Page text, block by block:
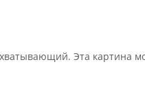
Эта картина